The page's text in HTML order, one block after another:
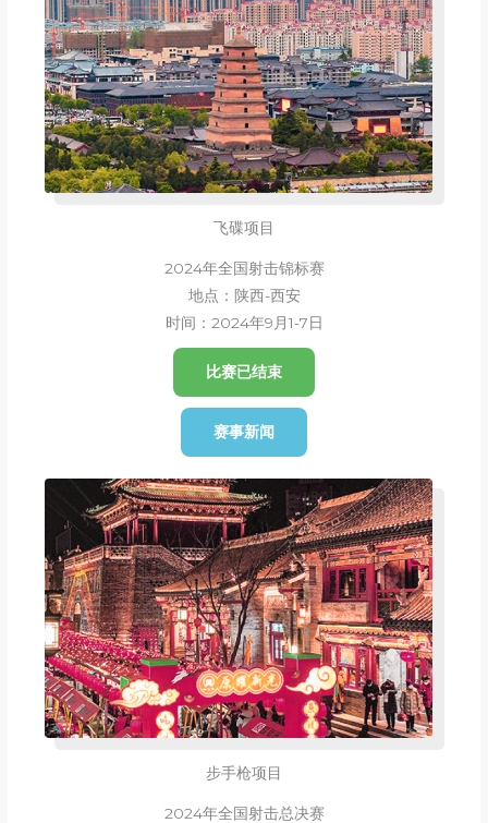
飞碟项目
2024年全国射击锦标赛
地点：陕西-西安
时间：2024年9月1-7日
比赛已结束
赛事新闻
步手枪项目
2024年全国射击总决赛